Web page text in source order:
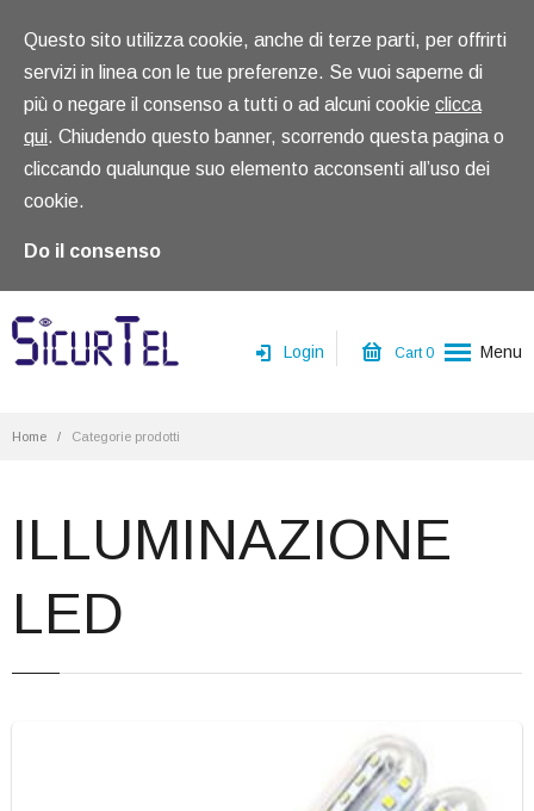
Questo sito utilizza cookie, anche di terze parti, per offrirti
servizi in linea con le tue preferenze. Se vuoi saperne di
più o negare il consenso a tutti o ad alcuni cookie clicca
qui. Chiudendo questo banner, scorrendo questa pagina o
cliccando qualunque suo elemento acconsenti all’uso dei
cookie.
Do il consenso
Menu
Corsi
Offerte
Cart0
Login
Home / Categorie prodotti
ILLUMINAZIONE
LED